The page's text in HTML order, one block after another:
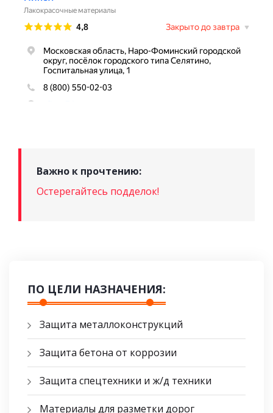
Важно к прочтению:
Остерегайтесь подделок!
ПО ЦЕЛИ НАЗНАЧЕНИЯ:
Защита металлоконструкций
Защита бетона от коррозии
Защита спецтехники и ж/д техники
Материалы для разметки дорог